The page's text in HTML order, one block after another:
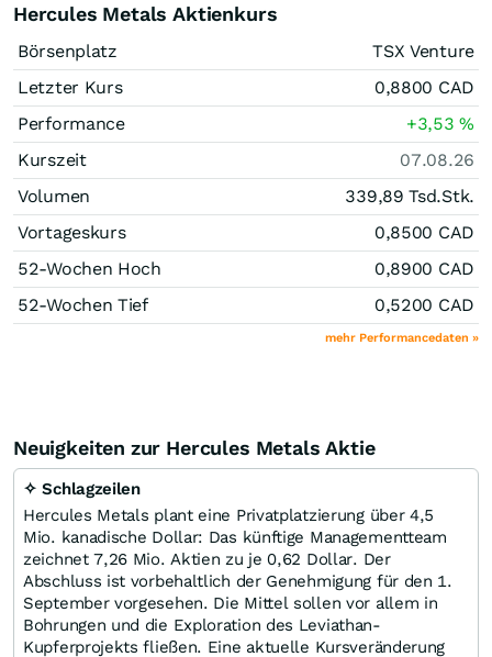
Hercules Metals Aktienkurs
Börsenplatz
TSX Venture
Letzter Kurs
0,8800 CAD
Performance
+3,53%
Kurszeit
07.08.26
Volumen
339,89 Tsd.Stk.
Vortageskurs
0,8500 CAD
52-Wochen Hoch
0,8900 CAD
52-Wochen Tief
0,5200 CAD
mehr Performancedaten »
Neuigkeiten zur Hercules Metals Aktie
✧ Schlagzeilen
Hercules Metals plant eine Privatplatzierung über 4,5
Mio. kanadische Dollar: Das künftige Managementteam
zeichnet 7,26 Mio. Aktien zu je 0,62 Dollar. Der
Abschluss ist vorbehaltlich der Genehmigung für den 1.
September vorgesehen. Die Mittel sollen vor allem in
Bohrungen und die Exploration des Leviathan-
Kupferprojekts fließen. Eine aktuelle Kursveränderung